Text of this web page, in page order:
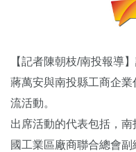
【記者陳朝枝/南投報導
蔣萬安與南投縣工商企
流活動。
出席活動的代表包括，
國工業區廠商聯合總會